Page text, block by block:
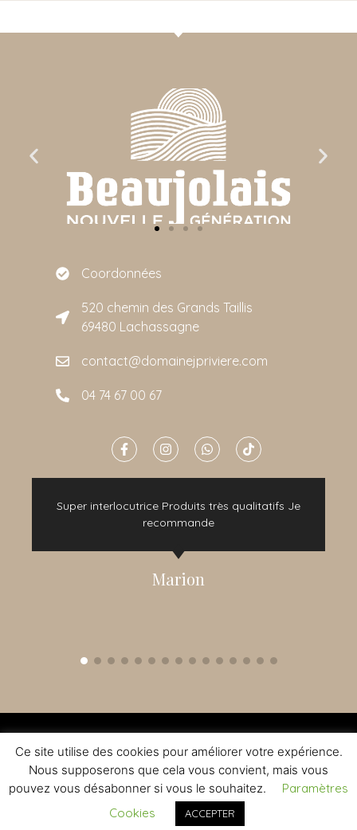
Coordonnées
520 chemin des Grands Taillis
69480 Lachassagne
contact@domainejpriviere.com
04 74 67 00 67
Super interlocutrice Produits très qualitatifs Je
recommande
Marion
CGV-MENTIONS LÉGALES
L'ABUS D'ALCOOL EST DANGEREUX A LA SANTE - A CONSOMMER AVEC
MODERATION
Ce site utilise des cookies pour améliorer votre expérience.
Nous supposerons que cela vous convient, mais vous
pouvez vous désabonner si vous le souhaitez.
Paramètres
Cookies
ACCEPTER